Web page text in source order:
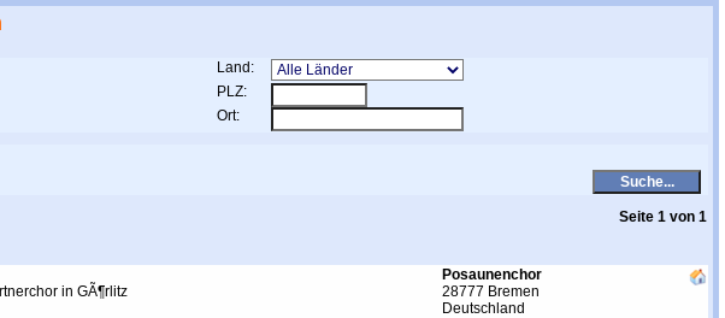
Land:
PLZ:
Ort:
Seite 1 von 1
in GÃ¶rlitz
Posaunenchor
28777 Bremen
Deutschland